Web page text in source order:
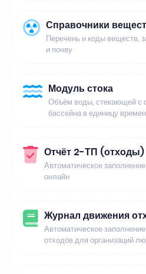
Справочники
Перечень и коды веществ,
и почву
Модуль стока
Объём воды, стекающей с
бассейна в единицу
Отчёт 2-ТП (отходы)
Автоматическое
онлайн
Журнал движения
Автоматическое
отходов для организаций